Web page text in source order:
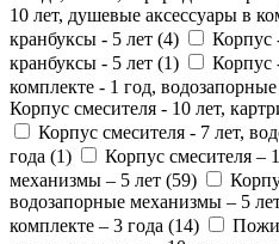
10 лет, душевые аксессуары в
кранбуксы - 5 лет (4)
Корпус
кранбуксы - 5 лет (1)
Корпус
комплекте - 1 год,
Корпус смесителя - 10 лет,
Корпус смесителя - 7 лет,
года (1)
Корпус смесителя –
механизмы – 5 лет (59)
водозапорные механизмы – 5
комплекте – 3 года (14)